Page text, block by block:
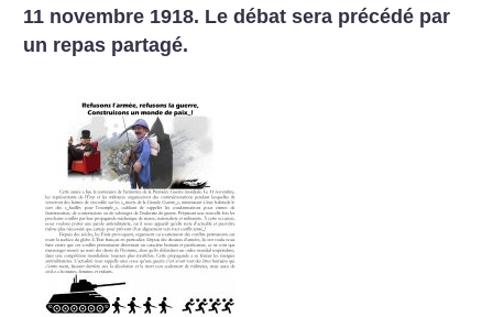
11 novembre 1918. Le débat sera précédé par
un repas partagé.